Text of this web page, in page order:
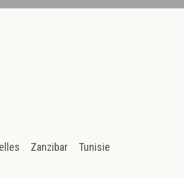
Zanzibar Tunisie